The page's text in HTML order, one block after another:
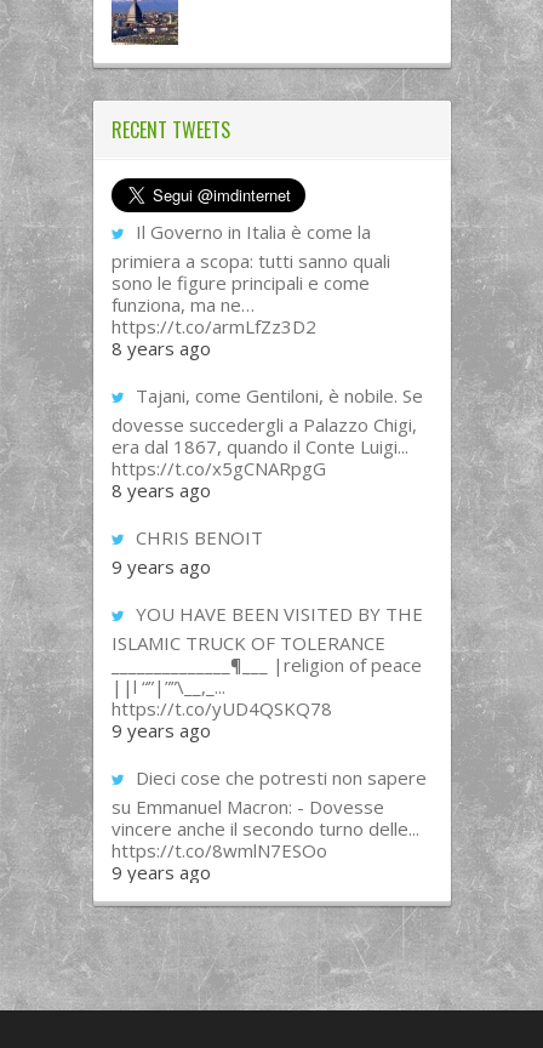
RECENT TWEETS
Il Governo in Italia è come la
primiera a scopa: tutti sanno quali
sono le figure principali e come
funziona, ma ne…
https://t.co/armLfZz3D2
8 years ago
Tajani, come Gentiloni, è nobile. Se
dovesse succedergli a Palazzo Chigi,
era dal 1867, quando il Conte Luigi...
https://t.co/x5gCNARpgG
8 years ago
CHRIS BENOIT
9 years ago
YOU HAVE BEEN VISITED BY THE
ISLAMIC TRUCK OF TOLERANCE
______________¶___ |religion of peace
||l “”|””\__,_...
https://t.co/yUD4QSKQ78
9 years ago
Dieci cose che potresti non sapere
su Emmanuel Macron: - Dovesse
vincere anche il secondo turno delle...
https://t.co/8wmlN7ESOo
9 years ago